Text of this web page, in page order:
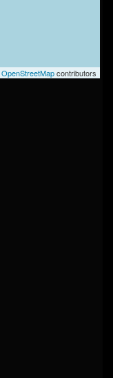
OpenStreetMapcontributors